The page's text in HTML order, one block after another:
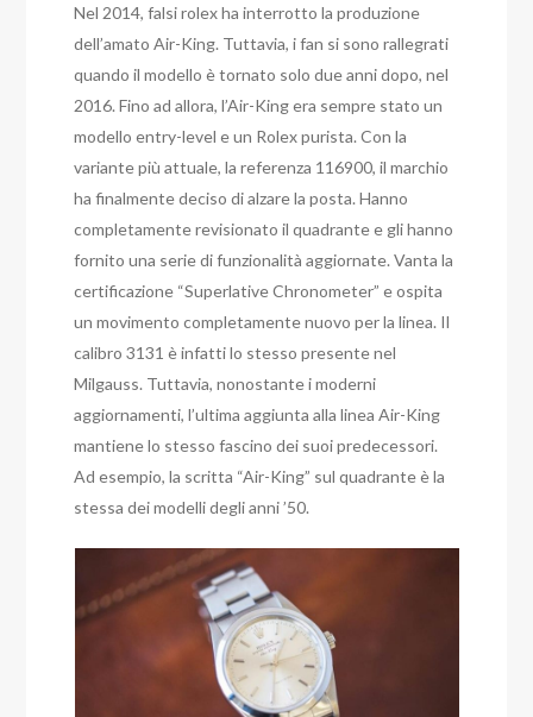
Nel 2014, falsi rolex ha interrotto la produzione
dell’amato Air-King. Tuttavia, i fan si sono rallegrati
quando il modello è tornato solo due anni dopo, nel
2016. Fino ad allora, l’Air-King era sempre stato un
modello entry-level e un Rolex purista. Con la
variante più attuale, la referenza 116900, il marchio
ha finalmente deciso di alzare la posta. Hanno
completamente revisionato il quadrante e gli hanno
fornito una serie di funzionalità aggiornate. Vanta la
certificazione “Superlative Chronometer” e ospita
un movimento completamente nuovo per la linea. Il
calibro 3131 è infatti lo stesso presente nel
Milgauss. Tuttavia, nonostante i moderni
aggiornamenti, l’ultima aggiunta alla linea Air-King
mantiene lo stesso fascino dei suoi predecessori.
Ad esempio, la scritta “Air-King” sul quadrante è la
stessa dei modelli degli anni ’50.